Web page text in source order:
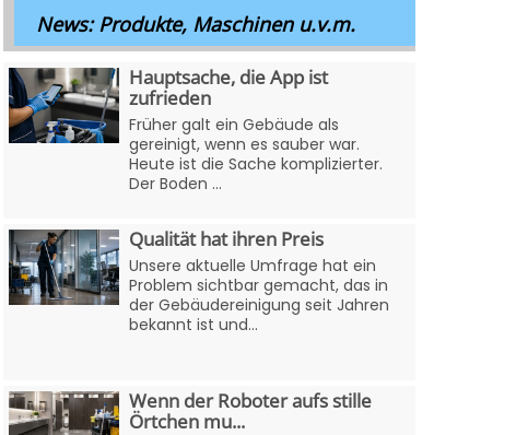
News: Produkte, Maschinen u.v.m.
Hauptsache, die App ist
zufrieden
Früher galt ein Gebäude als
gereinigt, wenn es sauber war.
Heute ist die Sache komplizierter.
Der Boden ...
Qualität hat ihren Preis
Unsere aktuelle Umfrage hat ein
Problem sichtbar gemacht, das in
der Gebäudereinigung seit Jahren
bekannt ist und...
Wenn der Roboter aufs stille
Örtchen mu...